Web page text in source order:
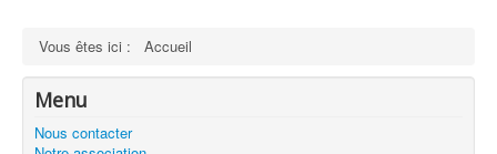
Vous êtes ici : Accueil
Menu
Nous contacter